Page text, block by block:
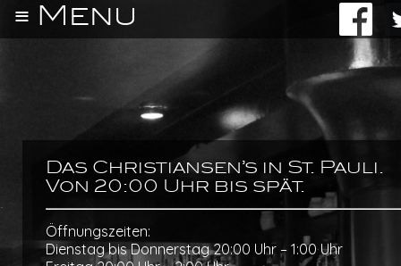
≡ Menu
About
Uwe
Bar
Christiansen's
Das Christiansen’s in St. Pauli.
Von 20:00 Uhr bis spät.
Öffnungszeiten:
Dienstag bis Donnerstag 20:00 Uhr – 1:00 Uhr